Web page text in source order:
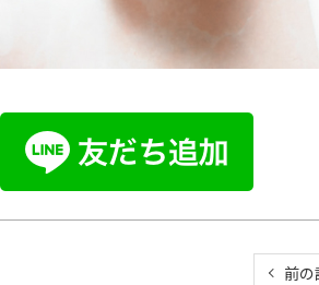
前の